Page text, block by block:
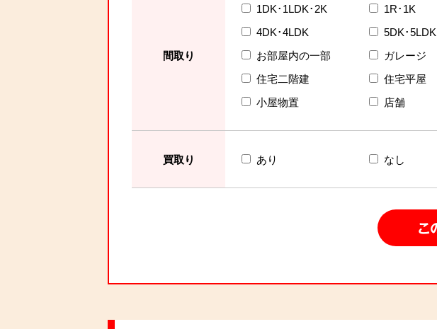
間取り
1DK･1LDK･2K 1R･1K
4DK･4LDK
5DK･5LDK
お部屋内の一部
ガレージ
住宅二階建
住宅平屋
小屋物置
店舗
買取り あり なし